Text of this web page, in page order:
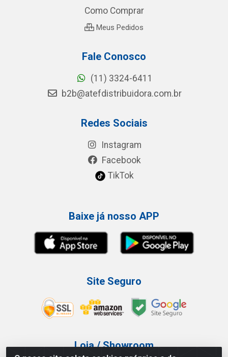
Como Comprar
Meus Pedidos
Fale Conosco
(11) 3324-6411
b2b@atefdistribuidora.com.br
Redes Sociais
Instagram
Facebook
TikTok
Baixe já nosso APP
Site Seguro
Loja / Showroom